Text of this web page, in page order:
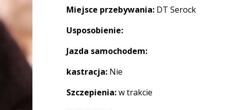
Miejsce przebywania: DT Serock
Usposobienie:
Jazda samochodem:
kastracja: Nie
Szczepienia:w trakcie